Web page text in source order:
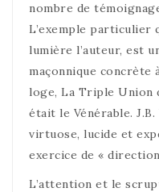
nombre de
L’exemple particulier
lumière l’auteur, est
maçonnique concrète
loge, La Triple Union
était le Vénérable.
virtuose, lucide et
exercice de «
L’attention et le